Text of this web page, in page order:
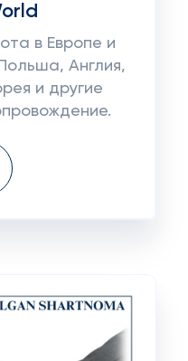
в Европе и
Англия,
и другие